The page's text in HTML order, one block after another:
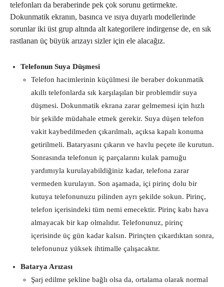
telefonları da beraberinde pek çok sorunu getirmekte.
Dokunmatik ekranın, basınca ve ısıya duyarlı modellerinde
sorunlar iki üst grup altında alt kategorilere indirgense de, en sık
rastlanan üç büyük arızayı sizler için ele alacağız.
Telefonun Suya Düşmesi
Telefon hacimlerinin küçülmesi ile beraber dokunmatik
akıllı telefonlarda sık karşılaşılan bir problemdir suya
düşmesi. Dokunmatik ekrana zarar gelmemesi için hızlı
bir şekilde müdahale etmek gerekir. Suya düşen telefon
vakit kaybedilmeden çıkarılmalı, açıksa kapalı konuma
getirilmeli. Bataryasını çıkarın ve havlu peçete ile kurutun.
Sonrasında telefonun iç parçalarını kulak pamuğu
yardımıyla kurulayabildiğiniz kadar, telefona zarar
vermeden kurulayın. Son aşamada, içi pirinç dolu bir
kutuya telefonunuzu pilinden ayrı şekilde sokun. Pirinç,
telefon içerisindeki tüm nemi emecektir. Pirinç kabı hava
almayacak bir kap olmalıdır. Telefonunuz, pirinç
içerisinde üç gün kadar kalsın. Pirinçten çıkardıktan sonra,
telefonunuz yüksek ihtimalle çalışacaktır.
Batarya Arızası
Şarj edilme şekline bağlı olsa da, ortalama olarak normal